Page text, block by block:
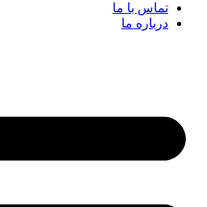
تماس با ما
درباره ما